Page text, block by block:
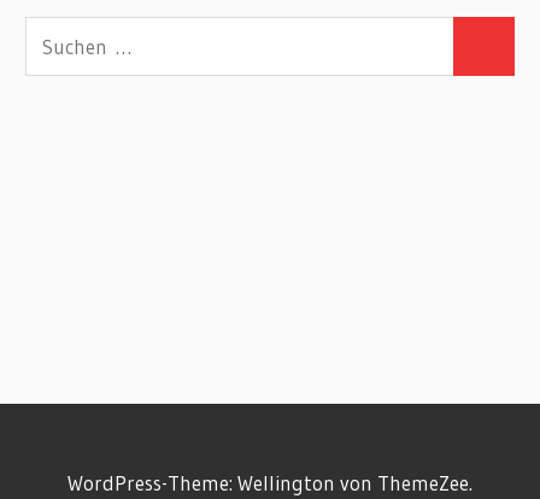
WordPress-Theme: Wellington von ThemeZee.